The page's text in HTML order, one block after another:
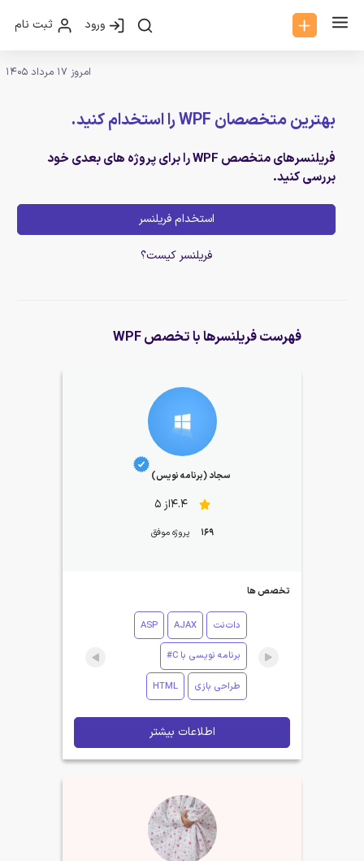
ورود ثبت نام
امروز 17 مرداد 1405
بهترین متخصصان WPF را استخدام کنید.
فریلنسرهای متخصص WPF را برای پروژه های بعدی خود
بررسی کنید.
استخدام فریلنسر
فریلنسر کیست؟
فهرست فریلنسرها با تخصص WPF
سجاد (برنامه نویس)
4.4از 5
169 پروژه موفق
تخصص ها
دات‌نت AJAX
ASP
برنامه نویسی با C#
طراحی بازی HTML
اطلاعات بیشتر